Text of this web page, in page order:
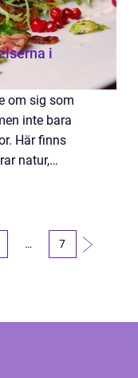
i
om sig som
inte bara
Här finns
natur,
… 7